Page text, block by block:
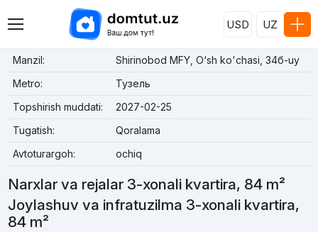
USD UZ
Manzil:
Shirinobod MFY, O‘sh ko'chasi, 34б-uy
Metro:
Тузель
Topshirish muddati:
2027-02-25
Tugatish:
Qoralama
Avtoturargoh:
ochiq
Narxlar va rejalar 3-xonali kvartira, 84 m²
Joylashuv va infratuzilma 3-xonali kvartira,
84 m²